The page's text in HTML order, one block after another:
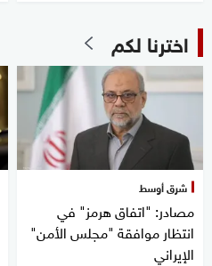
اخترنا لكم
شرق أوسط
مصادر: "اتفاق هرمز" في
انتظار موافقة "مجلس الأمن"
الإيراني